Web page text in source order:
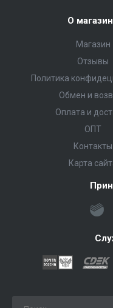
О
Магазин
Отзывы
Политика
Обмен и
Оплата и
ОПТ
Контакты
Карта